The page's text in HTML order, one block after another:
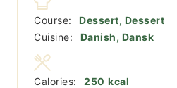
Course:
Dessert, Dessert
Cuisine:
Danish, Dansk
Calories: 250 kcal